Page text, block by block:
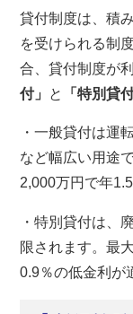
貸付制度は、積
を受けられる制
合、貸付制度が
付」
と 「特別貸付
・一般貸付は運
など幅広い用途
2,000万円で年
・特別貸付は、
限されます。最
0.9％の低金利が